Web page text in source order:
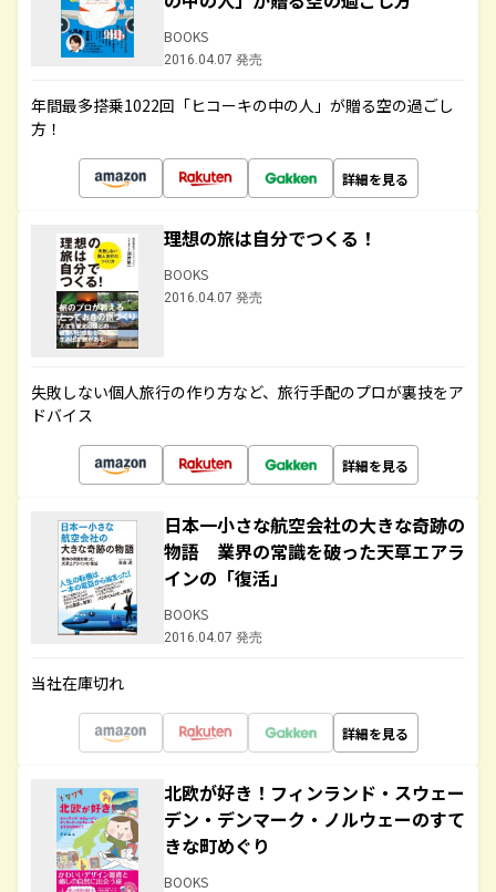
BOOKS
2016.04.07 発売
年間最多搭乗1022回「ヒコーキの中の人」が贈る空の過ごし
方！
詳細を見る
理想の旅は自分でつくる！
BOOKS
2016.04.07 発売
失敗しない個人旅行の作り方など、旅行手配のプロが裏技をア
ドバイス
詳細を見る
日本一小さな航空会社の大きな奇跡の
物語 業界の常識を破った天草エアラ
インの「復活」
BOOKS
2016.04.07 発売
当社在庫切れ
詳細を見る
北欧が好き！フィンランド・スウェー
デン・デンマーク・ノルウェーのすて
きな町めぐり
BOOKS